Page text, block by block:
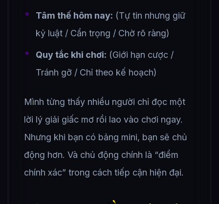
Tâm thế hôm nay: (Tự tin nhưng giữ
kỷ luật / Cẩn trọng / Chờ rõ ràng)
Quy tắc khi chơi: (Giới hạn cược /
Tránh gỡ / Chỉ theo kế hoạch)
Mình từng thấy nhiều người chỉ đọc một
lời lý giải giấc mơ rồi lao vào chơi ngay.
Nhưng khi bạn có bảng mini, bạn sẽ chủ
động hơn. Và chủ động chính là “điểm
chính xác” trong cách tiếp cận hiện đại.